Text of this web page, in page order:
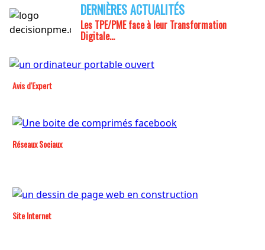
DERNIÈRES ACTUALITÉS
Les TPE/PME face à leur Transformation
Digitale...
Avis d'Expert
Réseaux Sociaux
Site Internet